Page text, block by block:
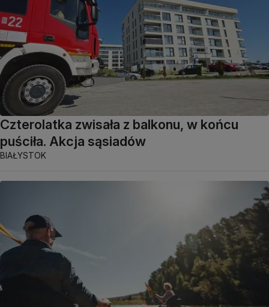
Czterolatka zwisała z balkonu, w końcu
puściła. Akcja sąsiadów
BIAŁYSTOK